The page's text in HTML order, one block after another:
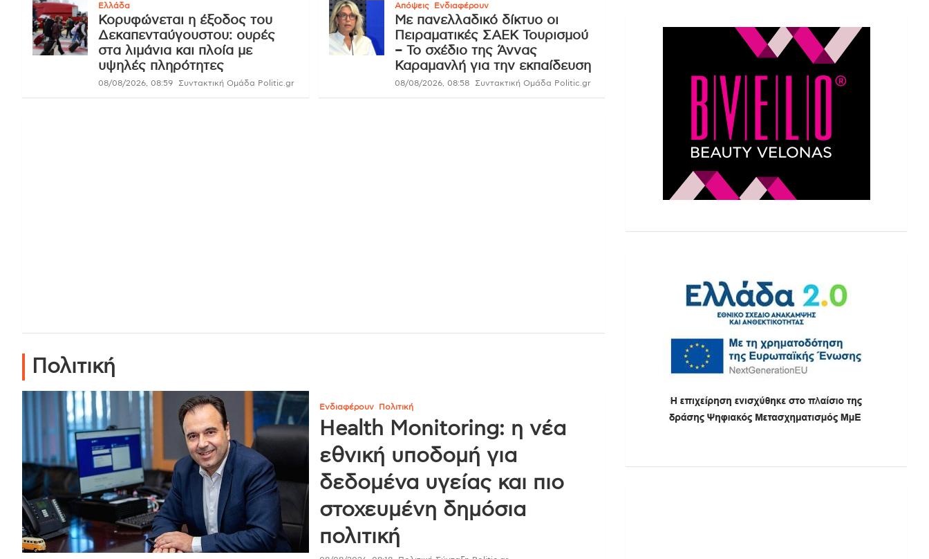
Ελλάδα
Κορυφώνεται η έξοδος του
Δεκαπενταύγουστου: ουρές
στα λιμάνια και πλοία με
υψηλές πληρότητες
08/08/2026, 08:59 Συντακτική Ομάδα Politic.gr
Απόψεις Ενδιαφέρουν
Με πανελλαδικό δίκτυο οι
Πειραματικές ΣΑΕΚ Τουρισμού
– Το σχέδιο της Άννας
Καραμανλή για την εκπαίδευση
08/08/2026, 08:58 Συντακτική Ομάδα Politic.gr
Πολιτική
Ενδιαφέρουν Πολιτική
Health Monitoring: η νέα
εθνική υποδομή για
δεδομένα υγείας και πιο
στοχευμένη δημόσια
πολιτική